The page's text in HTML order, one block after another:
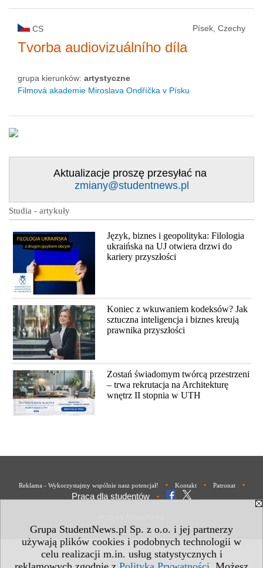
Grupa StudentNews.pl Sp. z o.o. i jej partnerzy
używają plików cookies i podobnych technologii w
celu realizacji m.in. usług statystycznych i
CS Písek, Czechy
Tvorba audiovizuálního díla
grupa kierunków: artystyczne
Filmová akademie Miroslava Ondříčka v Písku
Aktualizacje proszę przesyłać na
zmiany@studentnews.pl
Studia - artykuły
Język, biznes i geopolityka: Filologia
ukraińska na UJ otwiera drzwi do
kariery przyszłości
Koniec z wkuwaniem kodeksów? Jak
sztuczna inteligencja i biznes kreują
prawnika przyszłości
Zostań świadomym twórcą przestrzeni
– trwa rekrutacja na Architekturę
wnętrz II stopnia w UTH
Reklama - Wykorzystajmy wspólnie nasz potencjał! • Kontakt • Patronat •
Praca dla studentów •